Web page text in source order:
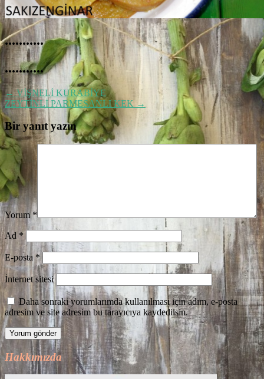
...........
...........
← VİŞNELİ KURABİYE
ZEYTİNLİ PARMESANLI KEK →
Bir yanıt yazın
Yorum*
Ad *
E-posta*
İnternet sitesi
Daha sonraki yorumlarımda kullanılması için adım, e-posta
adresim ve site adresim bu tarayıcıya kaydedilsin.
Hakkımızda